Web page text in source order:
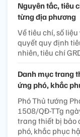
Nguyên tắc, tiêu
từng địa phương
Về tiêu chí, số
quyết quy định
nhiên, tiêu chí
Danh mục trang
ứng phó, khắc
Phó Thủ tướng
1508/QĐ-TTg
trang thiết bị bảo
phó, khắc phục